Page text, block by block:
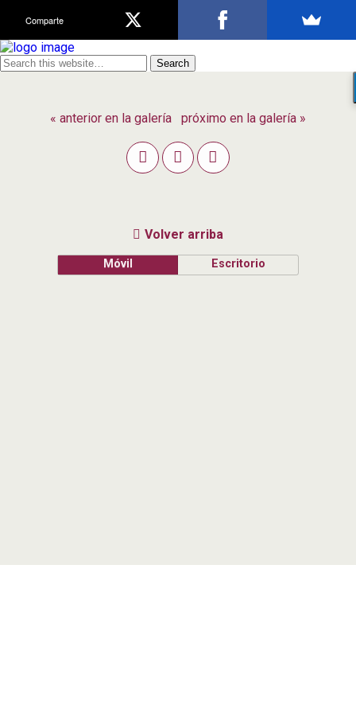
« anterior en la galería próximo en la galería »
Volver arriba
Móvil Escritorio
Comparte